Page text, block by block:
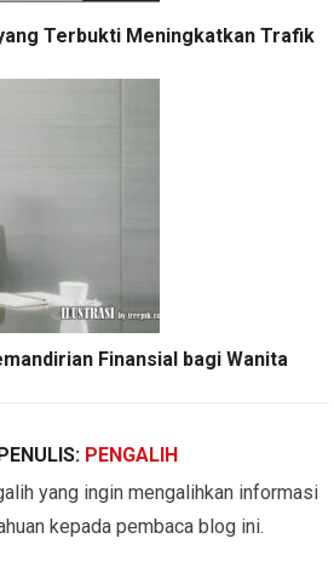
Terbukti Meningkatkan Trafik
Finansial bagi Wanita
PENGALIH
yang ingin mengalihkan informasi
kepada pembaca blog ini.